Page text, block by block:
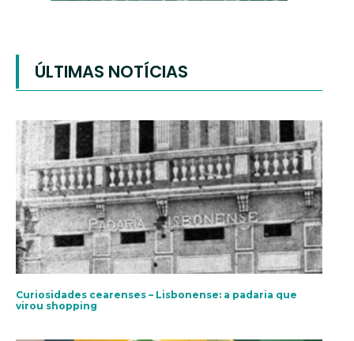
ÚLTIMAS NOTÍCIAS
Curiosidades cearenses – Lisbonense: a padaria que
virou shopping